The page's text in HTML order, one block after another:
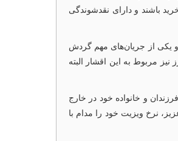
باشند و دارای نقد‌شوندگی
یکی از جریان‌های مهم گردش
مربوط به این اقشار البته
و خانواده خود در خارج
نرخ ویزیت خود را مدام با